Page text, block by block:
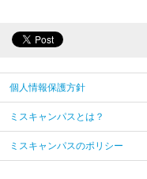
個人情報保護方針
ミスキャンパスとは？
ミスキャンパスのポリシー